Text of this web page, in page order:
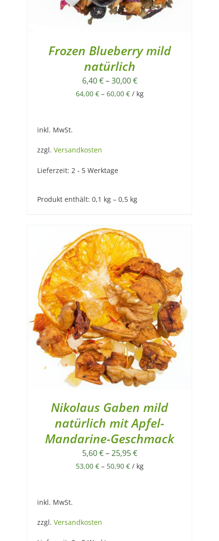
Frozen Blueberry mild
natürlich
6,40€–30,00€
64,00 €– 60,00 €/ kg
inkl. MwSt.
zzgl. Versandkosten
Lieferzeit: 2 - 5 Werktage
Produkt enthält: 0,1 kg – 0,5 kg
Nikolaus Gaben mild
natürlich mit Apfel-
Mandarine-Geschmack
5,60€–25,95€
53,00 €– 50,90 €/ kg
inkl. MwSt.
zzgl. Versandkosten